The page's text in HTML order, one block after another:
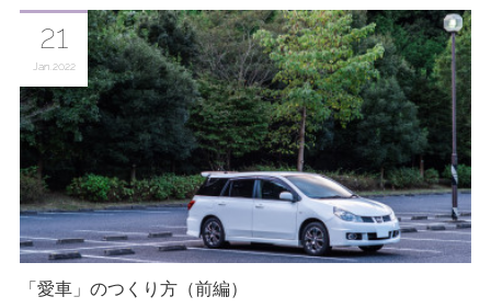
「愛車」のつくり方（前編）
21
Jan 2022